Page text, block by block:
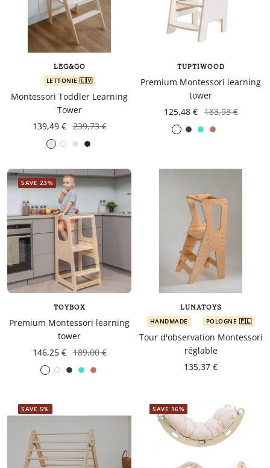
LEG&GO
LETTONIE 🇱🇻
Montessori Toddler Learning
Tower
139,49 € 239,73 €
White
GrayBlack
TUPTIWOOD
Premium Montessori learning
tower
125,48 € 183,93 €
Navyturquoise
Coral
SAVE 23%
TOYBOX
Premium Montessori learning
tower
146,25 € 189,00 €
White
Navyturquoise
Coral
LUNATOYS
HANDMADE POLOGNE 🇵🇱
Tour d'observation Montessori
réglable
135,37 €
SAVE 5% SAVE 16%